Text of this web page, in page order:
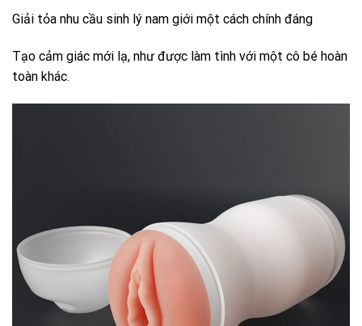
Giải tỏa nhu cầu sinh lý nam giới một cách chính đáng
Tạo cảm giác mới lạ, như được làm tình với một cô bé hoàn
toàn khác.